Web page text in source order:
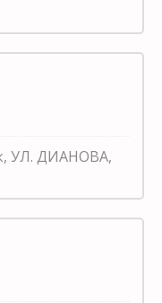
УЛ. ДИАНОВА,